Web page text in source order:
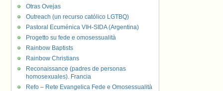
Otras Ovejas
Outreach (un recurso católico LGTBQ)
Pastoral Ecuménica VIH-SIDA (Argentina)
Progetto su fede e omosessualità
Rainbow Baptists
Rainbow Christians
Reconaissance (padres de personas
homosexuales). Francia
Refo – Rete Evangelica Fede e Omosessualità